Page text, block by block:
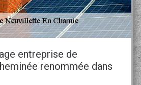
entreprise de
renommée dans